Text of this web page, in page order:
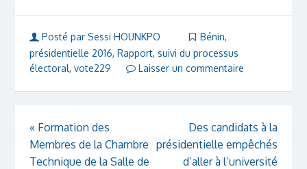
Posté par Sessi HOUNKPO Bénin,
présidentielle 2016, Rapport, suivi du processus
électoral, vote229 Laisser un commentaire
« Formation des
Membres de la Chambre
Technique de la Salle de
Des candidats à la
présidentielle empêchés
d’aller à l’université